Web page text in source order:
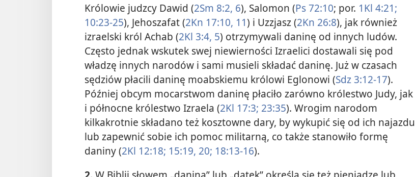
Królowie judzcy Dawid (2Sm 8:2, 6), Salomon (Ps 72:10; por. 1Kl 4:21;
10:23-25), Jehoszafat (2Kn 17:10, 11) i Uzzjasz (2Kn 26:8), jak również
izraelski król Achab (2Kl 3:4, 5) otrzymywali daninę od innych ludów.
Często jednak wskutek swej niewierności Izraelici dostawali się pod
władzę innych narodów i sami musieli składać daninę. Już w czasach
sędziów płacili daninę moabskiemu królowi Eglonowi (Sdz 3:12-17).
Później obcym mocarstwom daninę płaciło zarówno królestwo Judy, jak
i północne królestwo Izraela (2Kl 17:3; 23:35). Wrogim narodom
kilkakrotnie składano też kosztowne dary, by wykupić się od ich najazdu
lub zapewnić sobie ich pomoc militarną, co także stanowiło formę
daniny (2Kl 12:18; 15:19, 20; 18:13-16).